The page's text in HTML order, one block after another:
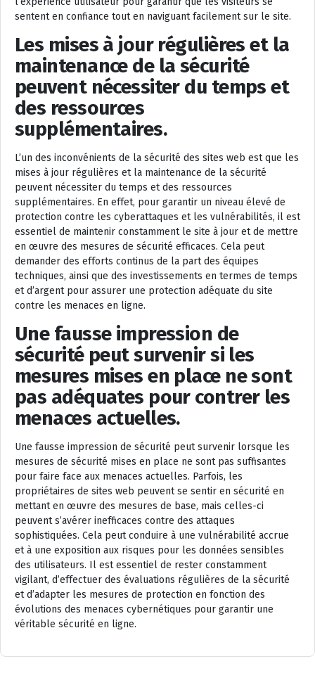
sentent en confiance tout en naviguant facilement sur le site.
Les mises à jour régulières et la
maintenance de la sécurité
peuvent nécessiter du temps et
des ressources
supplémentaires.
L’un des inconvénients de la sécurité des sites web est que les
mises à jour régulières et la maintenance de la sécurité
peuvent nécessiter du temps et des ressources
supplémentaires. En effet, pour garantir un niveau élevé de
protection contre les cyberattaques et les vulnérabilités, il est
essentiel de maintenir constamment le site à jour et de mettre
en œuvre des mesures de sécurité efficaces. Cela peut
demander des efforts continus de la part des équipes
techniques, ainsi que des investissements en termes de temps
et d’argent pour assurer une protection adéquate du site
contre les menaces en ligne.
Une fausse impression de
sécurité peut survenir si les
mesures mises en place ne sont
pas adéquates pour contrer les
menaces actuelles.
Une fausse impression de sécurité peut survenir lorsque les
mesures de sécurité mises en place ne sont pas suffisantes
pour faire face aux menaces actuelles. Parfois, les
propriétaires de sites web peuvent se sentir en sécurité en
mettant en œuvre des mesures de base, mais celles-ci
peuvent s’avérer inefficaces contre des attaques
sophistiquées. Cela peut conduire à une vulnérabilité accrue
et à une exposition aux risques pour les données sensibles
des utilisateurs. Il est essentiel de rester constamment
vigilant, d’effectuer des évaluations régulières de la sécurité
et d’adapter les mesures de protection en fonction des
évolutions des menaces cybernétiques pour garantir une
véritable sécurité en ligne.